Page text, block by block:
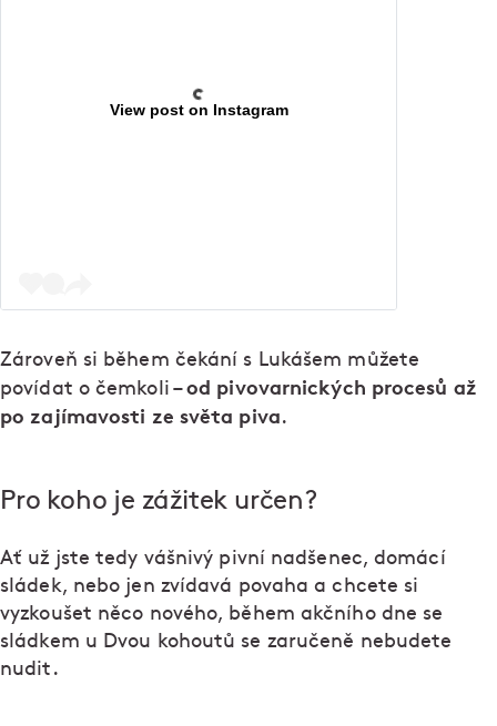
View post on Instagram
Zároveň si během čekání s Lukášem můžete
povídat o čemkoli –od pivovarnických procesů až
po zajímavosti ze světa piva.
Pro koho je zážitek určen?
Ať už jste tedy vášnivý pivní nadšenec, domácí
sládek, nebo jen zvídavá povaha a chcete si
vyzkoušet něco nového, během akčního dne se
sládkem u Dvou kohoutů se zaručeně nebudete
nudit.